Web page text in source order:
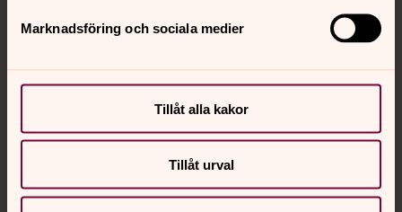
Marknadsföring och sociala medier
Tillåt alla kakor
Tillåt urval
Digitalt brev
Svenska kyrkan